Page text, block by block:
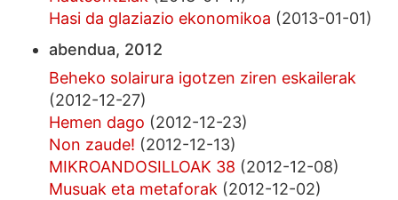
Hasi da glaziazio ekonomikoa (2013-01-01)
abendua, 2012
Beheko solairura igotzen ziren eskailerak
(2012-12-27)
Hemen dago (2012-12-23)
Non zaude! (2012-12-13)
MIKROANDOSILLOAK 38 (2012-12-08)
Musuak eta metaforak (2012-12-02)